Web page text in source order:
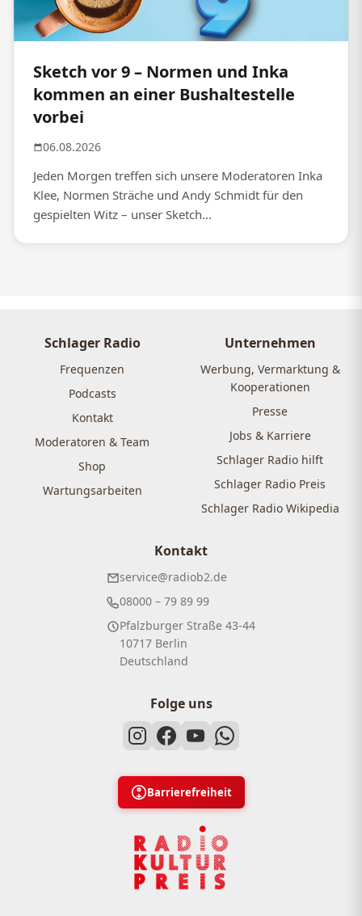
Sketch vor 9 – Normen und Inka
kommen an einer Bushaltestelle
vorbei
06.08.2026
Jeden Morgen treffen sich unsere Moderatoren Inka
Klee, Normen Sträche und Andy Schmidt für den
gespielten Witz – unser Sketch...
Schlager Radio
Frequenzen
Podcasts
Kontakt
Moderatoren & Team
Shop
Wartungsarbeiten
Unternehmen
Werbung, Vermarktung &
Kooperationen
Presse
Jobs & Karriere
Schlager Radio hilft
Schlager Radio Preis
Schlager Radio Wikipedia
Kontakt
service@radiob2.de
08000 – 79 89 99
Pfalzburger Straße 43-44
10717 Berlin
Deutschland
Folge uns
Barrierefreiheit